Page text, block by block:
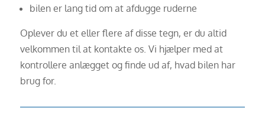
bilen er lang tid om at afdugge ruderne
Oplever du et eller flere af disse tegn, er du altid
velkommen til at kontakte os. Vi hjælper med at
kontrollere anlægget og finde ud af, hvad bilen har
brug for.